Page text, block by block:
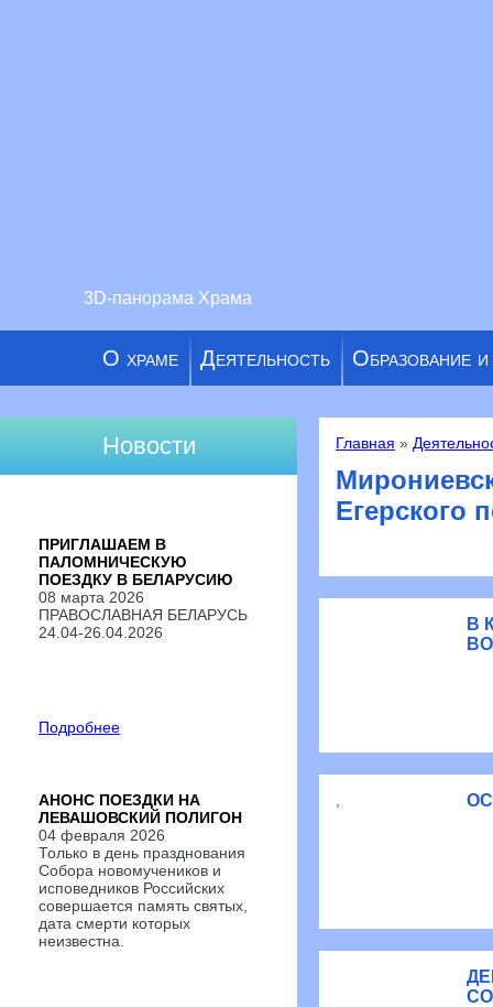
3D-панорама Храма
О храме Деятельность Образование
Вы здесь
Главная »
Егерского
В
Новости
ПРИГЛАШАЕМ В
ПАЛОМНИЧЕСКУЮ
ПОЕЗДКУ В БЕЛАРУСИЮ
08 марта 2026
ПРАВОСЛАВНАЯ БЕЛАРУСЬ
24.04-26.04.2026
Подробнее
АНОНС ПОЕЗДКИ НА
ЛЕВАШОВСКИЙ ПОЛИГОН
04 февраля 2026
Только в день празднования
Собора новомучеников и
исповедников Российских
совершается память святых,
дата смерти которых
неизвестна.